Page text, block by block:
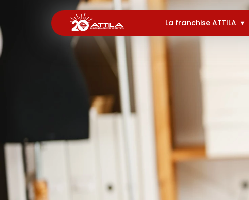
La franchise ATTILA